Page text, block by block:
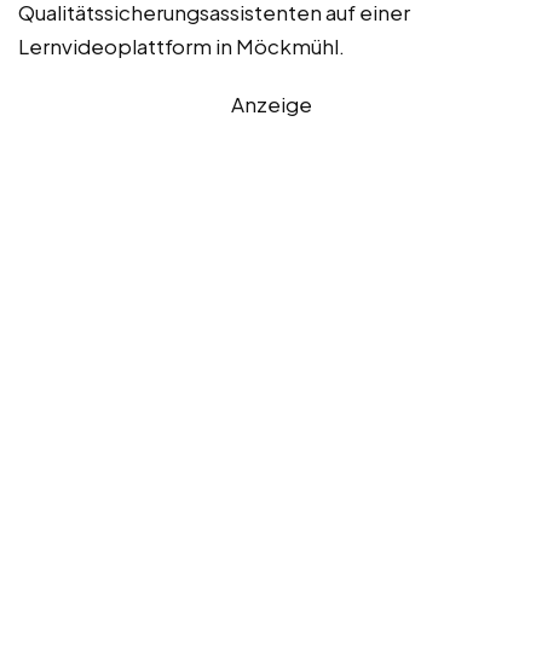
Qualitätssicherungsassistenten auf einer
Lernvideoplattform in Möckmühl.
Anzeige